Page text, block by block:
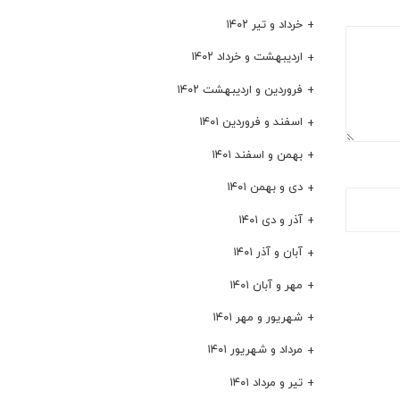
خرداد و تیر ۱۴۰۲
اردیبهشت و خرداد ۱۴۰۲
فروردین و اردیبهشت ۱۴۰۲
اسفند و فروردین ۱۴۰۱
بهمن و اسفند ۱۴۰۱
دی و بهمن ۱۴۰۱
آذر و دی ۱۴۰۱
آبان و آذر ۱۴۰۱
مهر و آبان ۱۴۰۱
شهریور و مهر ۱۴۰۱
مرداد و شهریور ۱۴۰۱
تیر و مرداد ۱۴۰۱